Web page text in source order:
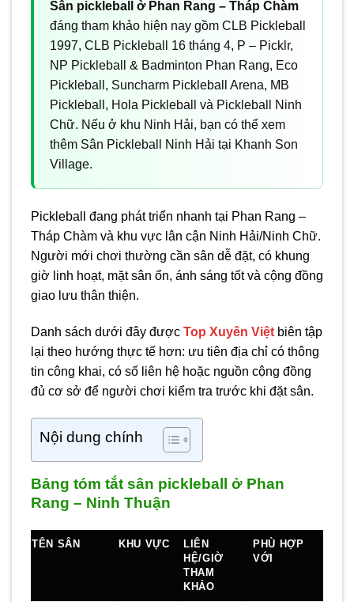
Sân pickleball ở Phan Rang – Tháp Chàm
đáng tham khảo hiện nay gồm CLB Pickleball
1997, CLB Pickleball 16 tháng 4, P – Picklr,
NP Pickleball & Badminton Phan Rang, Eco
Pickleball, Suncharm Pickleball Arena, MB
Pickleball, Hola Pickleball và Pickleball Ninh
Chữ. Nếu ở khu Ninh Hải, bạn có thể xem
thêm Sân Pickleball Ninh Hải tại Khanh Son
Village.
Pickleball đang phát triển nhanh tại Phan Rang –
Tháp Chàm và khu vực lân cận Ninh Hải/Ninh Chữ.
Người mới chơi thường cần sân dễ đặt, có khung
giờ linh hoạt, mặt sân ổn, ánh sáng tốt và cộng đồng
giao lưu thân thiện.
Danh sách dưới đây được Top Xuyên Việt biên tập
lại theo hướng thực tế hơn: ưu tiên địa chỉ có thông
tin công khai, có số liên hệ hoặc nguồn cộng đồng
đủ cơ sở để người chơi kiểm tra trước khi đặt sân.
Nội dung chính
Bảng tóm tắt sân pickleball ở Phan
Rang – Ninh Thuận
TÊN SÂN KHU VỰC
LIÊN
HỆ/GIỜ
THAM
KHẢO
PHÙ HỢP
VỚI